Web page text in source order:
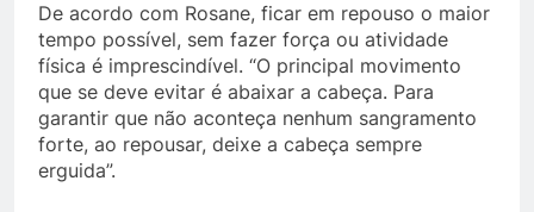
De acordo com Rosane, ficar em repouso o maior
tempo possível, sem fazer força ou atividade
física é imprescindível. “O principal movimento
que se deve evitar é abaixar a cabeça. Para
garantir que não aconteça nenhum sangramento
forte, ao repousar, deixe a cabeça sempre
erguida”.